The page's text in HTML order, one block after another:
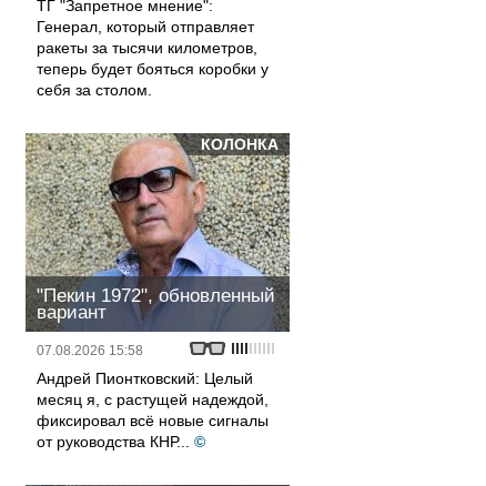
ТГ "Запретное мнение":
Генерал, который отправляет
ракеты за тысячи километров,
теперь будет бояться коробки у
себя за столом.
КОЛОНКА
"Пекин 1972", обновленный
вариант
07.08.2026 15:58
Андрей Пионтковский: Целый
месяц я, с растущей надеждой,
фиксировал всё новые сигналы
от руководства КНР...
©